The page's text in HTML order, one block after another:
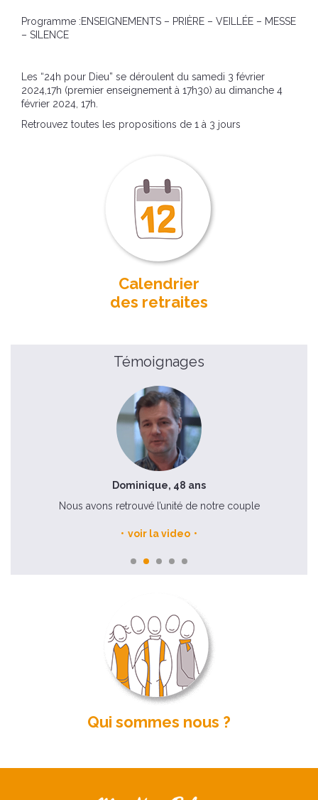
Programme :ENSEIGNEMENTS – PRIÈRE – VEILLÉE – MESSE
– SILENCE
Les “24h pour Dieu” se déroulent du samedi 3 février
2024,17h (premier enseignement à 17h30) au dimanche 4
février 2024, 17h.
Retrouvez toutes les propositions de 1 à 3 jours
Calendrier
des retraites
Témoignages
Dominique, 48 ans
Nous avons retrouvé l’unité de notre couple
voir la video
Qui sommes nous ?